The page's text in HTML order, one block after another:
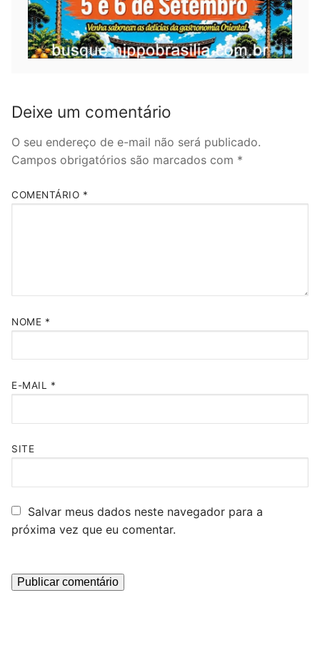
Deixe um comentário
O seu endereço de e-mail não será publicado.
Campos obrigatórios são marcados com *
COMENTÁRIO *
NOME *
E-MAIL *
SITE
Salvar meus dados neste navegador para a
próxima vez que eu comentar.